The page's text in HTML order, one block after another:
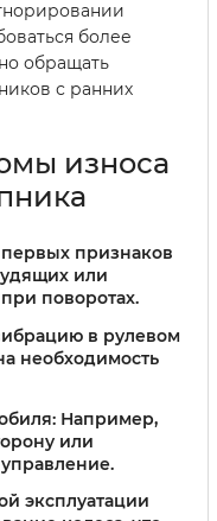
более
обращать
с ранних
износа
признаков
или
поворотах.
в рулевом
необходимость
Например,
или
эксплуатации